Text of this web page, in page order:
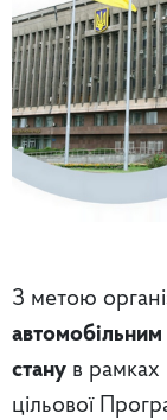
З метою
стану в рамках
цільової